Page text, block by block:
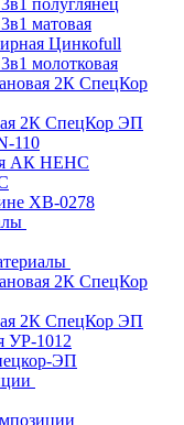
полуглянец
матовая
Цинкоfull
молотковая
2К СпецКор
2К СпецКор ЭП
110
АК НЕНС
ХВ-0278
2К СпецКор
2К СпецКор ЭП
УР-1012
ЭП